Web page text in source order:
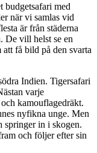
budgetsafari med
när vi samlas vid
är från städerna
De vill helst se en
få bild på den svarta
Indien. Tigersafari
varje
kamouflagedräkt.
nyfikna unge. Men
springer in i skogen.
och följer efter sin